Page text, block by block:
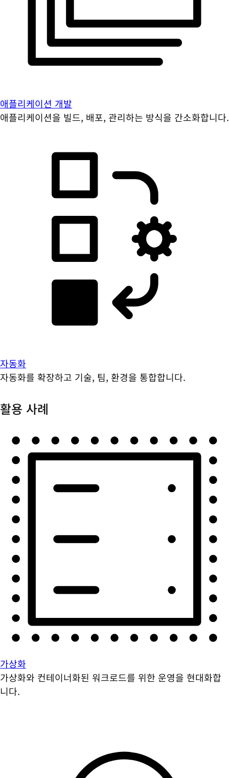
애플리케이션 개발
애플리케이션을 빌드, 배포, 관리하는 방식을 간소화합니다.
자동화
자동화를 확장하고 기술, 팀, 환경을 통합합니다.
활용 사례
가상화
가상화와 컨테이너화된 워크로드를 위한 운영을 현대화합
니다.